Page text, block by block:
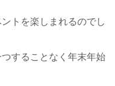
トを楽しまれるのでし
することなく年末年始